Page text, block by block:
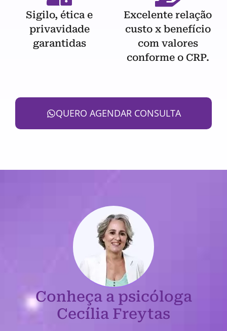
Sigilo, ética e
privavidade
garantidas
Excelente relação
custo x benefício
com valores
conforme o CRP.
QUERO AGENDAR CONSULTA
Conheça a psicóloga
Cecília Freytas